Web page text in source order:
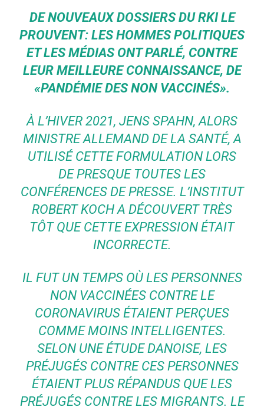
DE NOUVEAUX DOSSIERS DU RKI LE
PROUVENT: LES HOMMES POLITIQUES
ET LES MÉDIAS ONT PARLÉ, CONTRE
LEUR MEILLEURE CONNAISSANCE, DE
«PANDÉMIE DES NON VACCINÉS».
À L’HIVER 2021, JENS SPAHN, ALORS
MINISTRE ALLEMAND DE LA SANTÉ, A
UTILISÉ CETTE FORMULATION LORS
DE PRESQUE TOUTES LES
CONFÉRENCES DE PRESSE. L’INSTITUT
ROBERT KOCH A DÉCOUVERT TRÈS
TÔT QUE CETTE EXPRESSION ÉTAIT
INCORRECTE.
IL FUT UN TEMPS OÙ LES PERSONNES
NON VACCINÉES CONTRE LE
CORONAVIRUS ÉTAIENT PERÇUES
COMME MOINS INTELLIGENTES.
SELON UNE ÉTUDE DANOISE, LES
PRÉJUGÉS CONTRE CES PERSONNES
ÉTAIENT PLUS RÉPANDUS QUE LES
PRÉJUGÉS CONTRE LES MIGRANTS. LE